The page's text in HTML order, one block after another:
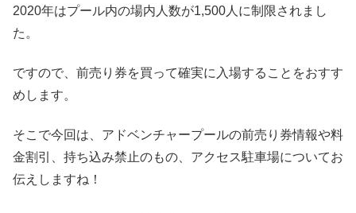
2020年はプール内の場内人数が1,500人に制限されまし
た。
ですので、前売り券を買って確実に入場することをおすす
めします。
そこで今回は、アドベンチャープールの前売り券情報や料
金割引、持ち込み禁止のもの、アクセス駐車場についてお
伝えしますね！